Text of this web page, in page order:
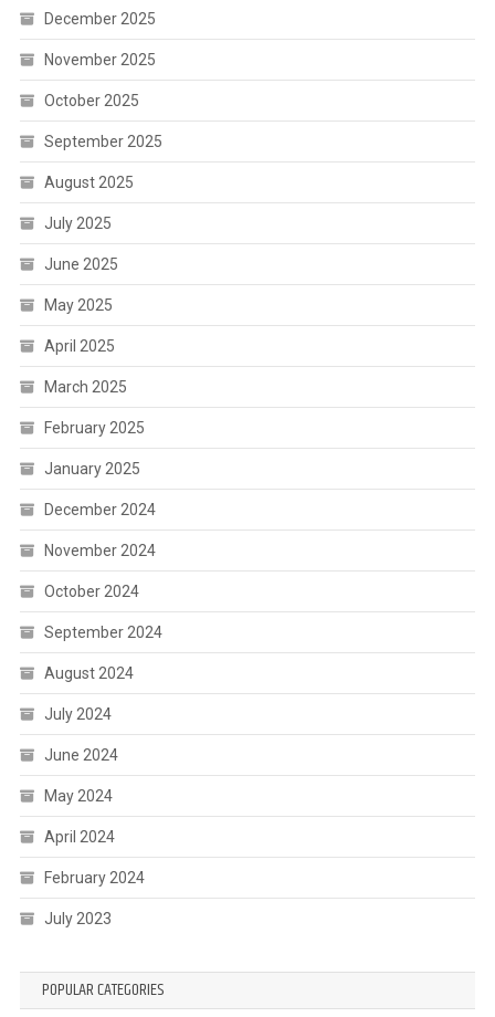
December 2025
November 2025
October 2025
September 2025
August 2025
July 2025
June 2025
May 2025
April 2025
March 2025
February 2025
January 2025
December 2024
November 2024
October 2024
September 2024
August 2024
July 2024
June 2024
May 2024
April 2024
February 2024
July 2023
POPULAR CATEGORIES